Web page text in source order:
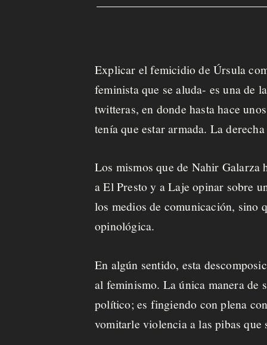
u
t
a
C
a
f
e
t
o
Explicar el femicidio de Úrsula
feminista que se aluda- es una de
twitteras, en donde hasta hace
tenía que estar armada. La
Los mismos que de Nahir
a El Presto y a Laje opinar sobre
los medios de comunicación, sino
opinológica.
En algún sentido, esta
al feminismo. La única manera de
político; es fingiendo con plena
vomitarle violencia a las pibas que